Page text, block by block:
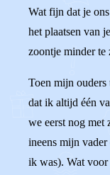
Wat fijn dat je
het plaatsen van
zoontje minder te
Toen mijn
dat ik altijd één
we eerst nog met
ineens mijn
ik was). Wat voor